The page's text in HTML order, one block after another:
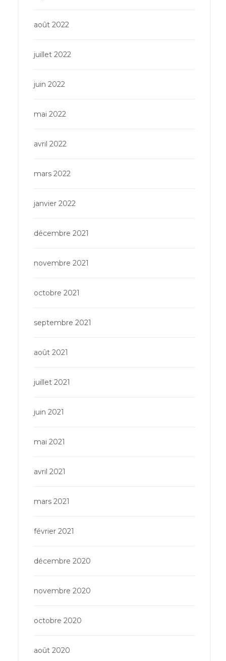
août 2022
juillet 2022
juin 2022
mai 2022
avril 2022
mars 2022
janvier 2022
décembre 2021
novembre 2021
octobre 2021
septembre 2021
août 2021
juillet 2021
juin 2021
mai 2021
avril 2021
mars 2021
février 2021
décembre 2020
novembre 2020
octobre 2020
août 2020